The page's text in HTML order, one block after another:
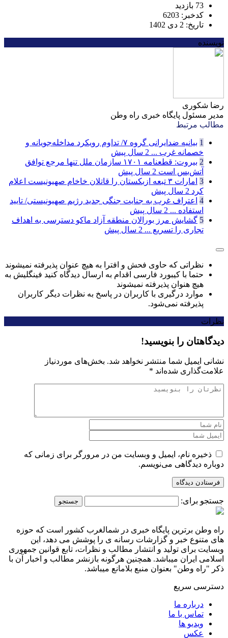
73 بازدید
کدخبر: 6203
تاریخ: 2 دی 1402
نویسنده
رضا شکوری
مدیر مسئول پایگاه خبری راه وطن
مطالب مرتبط
1
بیانیه ضدایرانی گروه ۷/ تداوم رویکرد مداخله‌جویانه و
خصمانه غرب ... 2 سال پیش
2
بیروت: قطعنامه ۱۷۰۱ سازمان ملل تنها مرجع توافق
آتش‌بس است 2 سال پیش
3
امارات ۳ تبعه ازبکستان را قاتلان خاخام صهیونیست اعلام
کرد 2 سال پیش
4 اعتراف غرب به جنایت جنگی جدید رژیم صهیونیستی/ تایید
استفاده ... 2 سال پیش
5 گشایش مرز بورالان منطقه آزاد ماکو دسترسی به اهداف
تجاری را تسریع ... 2 سال پیش
نظراتی که حاوی فحش و افترا به هیچ عنوان پذیرفته نمیشوند
حتما با کیبورد فارسی اقدام به ارسال دیدگاه کنید فینگلیش به
هیچ هنوان پذیرفته نمیشوند
موارد درگیری با کاربران در پاسخ به نظرات دیگر کاربران
پذیرفته نمی‌شود.
نظرات
دیدگاهتان را بنویسید!
نشانی ایمیل شما منتشر نخواهد شد. بخش‌های موردنیاز
علامت‌گذاری شده‌اند *
ذخیره نام، ایمیل و وبسایت من در مرورگر برای زمانی که
دوباره دیدگاهی می‌نویسم.
جستجو برای:
راه وطن برترین پایگاه خبری در شمالغرب کشور است که حوزه
های متنوع خبر و گزارشات رسانه ی را پوشش می دهد، این
وبسایت برای تولید و انتشار مطالب و نظرات، تابع قوانین جمهوری
اسلامی ایران میباشد. همچنین هرگونه بازنشر مطالب و اخبار آن با
ذکر "راه وطن" بعنوان منبع بلامانع میباشد.
دسترسی سریع
درباره ما
تماس با ما
ویدیو ها
عکس